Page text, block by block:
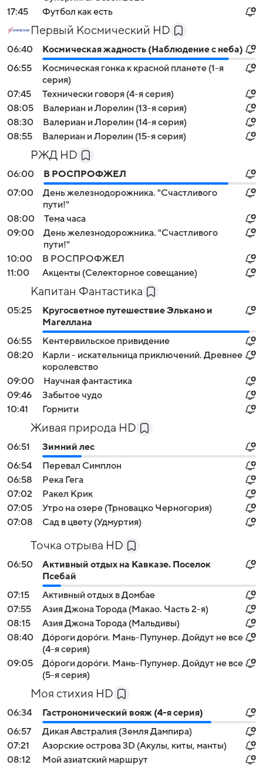
17:45
Футбол как есть
Первый Космический HD
06:40
Космическая жадность (Наблюдение с неба)
06:55
Космическая гонка к красной планете (1-я
серия)
07:45
Технически говоря (4-я серия)
08:05
Валериан и Лорелин (13-я серия)
08:30
Валериан и Лорелин (14-я серия)
08:55
Валериан и Лорелин (15-я серия)
РЖД HD
06:00
В РОСПРОФЖЕЛ
07:00
День железнодорожника. "Счастливого
пути!"
08:00
Тема часа
09:00
День железнодорожника. "Счастливого
пути!"
10:00
В РОСПРОФЖЕЛ
11:00
Акценты (Селекторное совещание)
Капитан Фантастика
05:25
Кругосветное путешествие Элькано и
Магеллана
06:55
Кентервильское привидение
08:20
Карли - искательница приключений. Древнее
королевство
09:00
Научная фантастика
09:46
Забытое чудо
10:41
Гормити
Живая природа HD
06:51
Зимний лес
06:54
Перевал Симплон
06:58
Река Гега
07:02
Ракел Крик
07:05
Утро на озере (Трновацко Черногория)
07:08
Сад в цвету (Удмуртия)
Точка отрыва HD
06:50
Активный отдых на Кавказе. Поселок
Псебай
07:15
Активный отдых в Домбае
07:55
Азия Джона Торода (Макао. Часть 2-я)
08:15
Азия Джона Торода (Мальдивы)
08:40
Дóроги дорóги. Мань-Пупунер. Дойдут не все
(4-я серия)
09:05
Дóроги дорóги. Мань-Пупунер. Дойдут не все
(5-я серия)
Моя стихия HD
06:34
Гастрономический вояж (4-я серия)
06:57
Дикая Австралия (Земля Дампира)
07:21
Азорские острова 3D (Акулы, киты, манты)
08:12
Мой азиатский маршрут